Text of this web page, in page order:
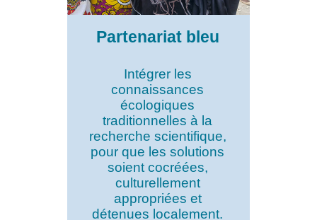
Partenariat bleu
Intégrer les
connaissances
écologiques
traditionnelles à la
recherche scientifique,
pour que les solutions
soient cocréées,
culturellement
appropriées et
détenues localement.